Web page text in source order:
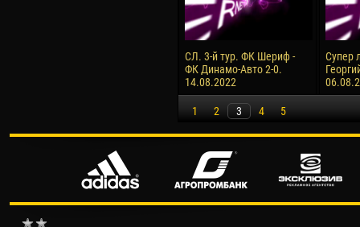
СЛ. 3-й тур. ФК Шериф -
ФК Динамо-Авто 2-0.
14.08.2022
Супер
1 2 3 4 5